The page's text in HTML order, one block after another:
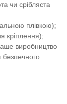
чи срібляста
плівкою);
кріплення);
виробництво
безпечного